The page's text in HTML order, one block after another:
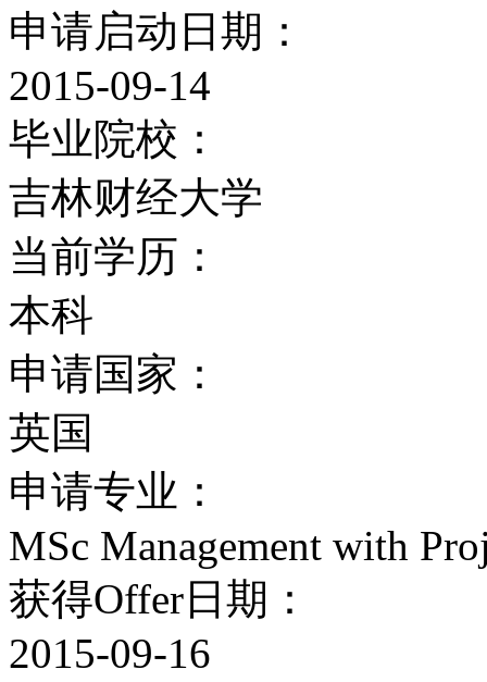
旅行。学校的学生会是
生提供帮助和活动设施
申请启动日期：
2015-09-14
毕业院校：
吉林财经大学
当前学历：
本科
申请国家：
英国
申请专业：
MSc Management with
获得Offer日期：
2015-09-16